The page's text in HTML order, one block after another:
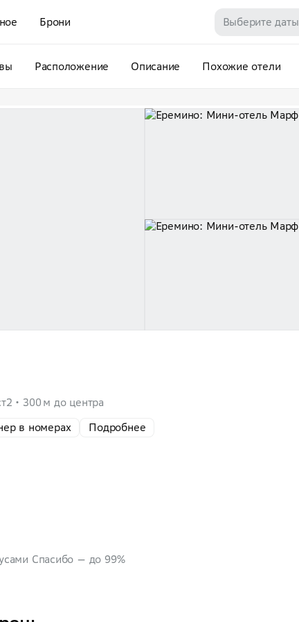
Брони Выберите даты
Расположение Описание Похожие отели
300 м до центра
в номерах Подробнее
Спасибо — до 99%